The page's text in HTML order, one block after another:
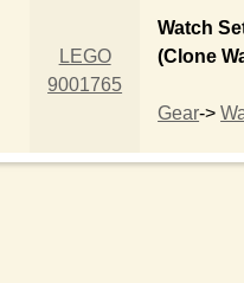
LEGO
9001765
Watch
(Clone
Gear->